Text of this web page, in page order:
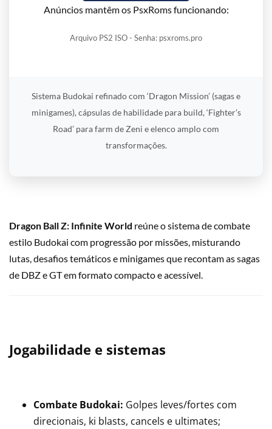
Anúncios mantêm os PsxRoms funcionando:
Arquivo PS2 ISO - Senha: psxroms.pro
Sistema Budokai refinado com ‘Dragon Mission’ (sagas e
minigames), cápsulas de habilidade para build, ‘Fighter’s
Road’ para farm de Zeni e elenco amplo com
transformações.
Dragon Ball Z: Infinite World reúne o sistema de combate
estilo Budokai com progressão por missões, misturando
lutas, desafios temáticos e minigames que recontam as sagas
de DBZ e GT em formato compacto e acessível.
Jogabilidade e sistemas
Combate Budokai: Golpes leves/fortes com
direcionais, ki blasts, cancels e ultimates;